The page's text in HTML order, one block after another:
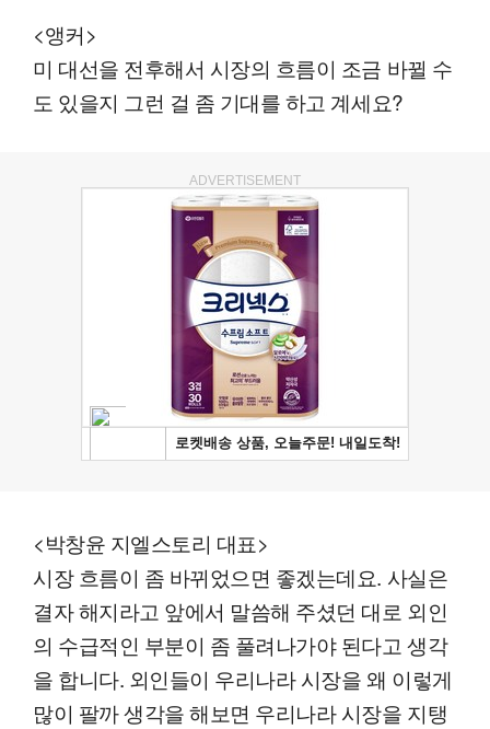
<앵커>
미 대선을 전후해서 시장의 흐름이 조금 바뀔 수
도 있을지 그런 걸 좀 기대를 하고 계세요?
ADVERTISEMENT
<박창윤 지엘스토리 대표>
시장 흐름이 좀 바뀌었으면 좋겠는데요. 사실은
결자 해지라고 앞에서 말씀해 주셨던 대로 외인
의 수급적인 부분이 좀 풀려나가야 된다고 생각
을 합니다. 외인들이 우리나라 시장을 왜 이렇게
많이 팔까 생각을 해보면 우리나라 시장을 지탱